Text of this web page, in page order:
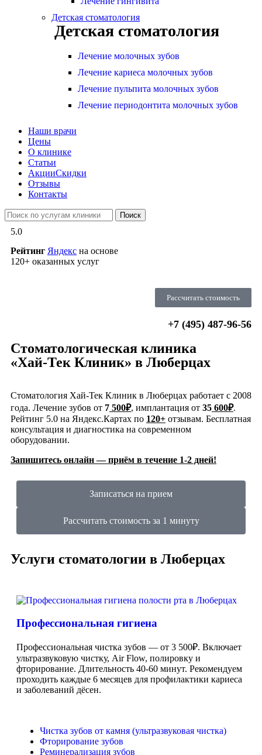
Детская стоматология
Детская стоматология
Лечение молочных зубов
Лечение кариеса молочных зубов
Лечение пульпита молочных зубов
Лечение периодонтита молочных зубов
Наши врачи
Цены
О клинике
Статьи
АкцииСкидки
Отзывы
Контакты
Поиск
5.0
Рейтинг Яндекс на основе
120+ оказанных услуг
Рассчитать стоимость
+7 (495) 487-96-56
Стоматологическая клиника
«Хай-Тек Клиник» в Люберцах
Стоматология Хай-Тек Клиник в Люберцах работает с 2008
года. Лечение зубов от 7 500₽, имплантация от 35 600₽.
Рейтинг 5.0 на Яндекс.Картах по 120+ отзывам. Бесплатная
консультация и диагностика на современном
оборудовании.
Запишитесь онлайн — приём в течение 1-2 дней!
Записаться на прием
Рассчитать стоимость за 1 минуту
Услуги стоматологии в Люберцах
Профессиональная гигиена
Профессиональная чистка зубов — от 3 500₽. Включает
ультразвуковую чистку, Air Flow, полировку и
фторирование. Длительность 40-60 минут. Рекомендуем
проходить каждые 6 месяцев для профилактики кариеса
и заболеваний дёсен.
Чистка зубов от камня (ультразвуковая чистка)
Фторирование зубов
Реминерализация зубов